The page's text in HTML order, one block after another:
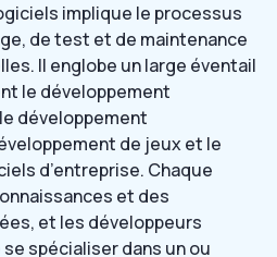
implique le processus
de test et de maintenance
Il englobe un large éventail
le développement
développement
de jeux et le
d’entreprise. Chaque
et des
et les développeurs
spécialiser dans un ou